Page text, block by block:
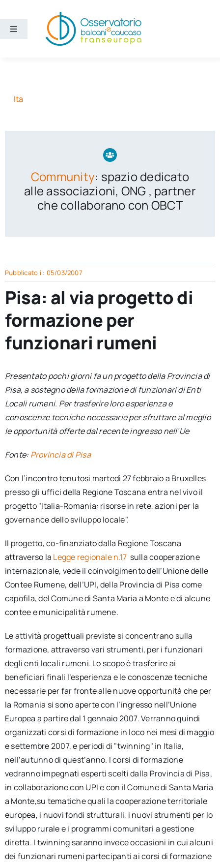
contenuto
Toggle
Chi siamo
Ita
Community: spazio dedicato
alle associazioni, ONG , partner
che collaborano con OBCT
Pubblicato il: 05/03/2007
Pisa: al via progetto di
formazione per
funzionari rumeni
Presentato pochi giorni fa un progetto della Provincia di
Pisa, a sostegno della formazione di funzionari di Enti
Locali rumeni. Per trasferire loro esperienza e
conoscenze tecniche necessarie per sfruttare al meglio
le opportunità offerte dal recente ingresso nell’Ue
Fonte: Provincia di Pisa
Con l’incontro tenutosi martedì 27 febbraio a Bruxelles
presso gli uffici della Regione Toscana entra nel vivo il
progetto "Italia-Romania: risorse in rete, azioni per la
governance dello sviluppo locale".
Il progetto, co-finanziato dalla Regione Toscana
attraverso la Legge regionale n.17 sulla cooperazione
internazionale, vede il coinvolgimento dell’Unione delle
Contee Rumene, dell’UPI, della Provincia di Pisa come
capofila, del Comune di Santa Maria a Monte e di alcune
contee e municipalità rumene.
Le attività progettuali previste si concentrano sulla
formazione, attraverso vari strumenti, per i funzionari
degli enti locali rumeni. Lo scopo è trasferire ai
beneficiari finali l’esperienza e le conoscenze tecniche
necessarie per far fronte alle nuove opportunità che per
la Romania si sono aperte con l’ingresso nell’Unione
Europea a partire dal 1 gennaio 2007. Verranno quindi
organizzati corsi di formazione in loco nei mesi di maggio
e settembre 2007, e periodi di "twinning" in Italia,
nell’autunno di quest’anno. I corsi di formazione
vedranno impegnati esperti scelti dalla Provincia di Pisa,
in collaborazione con UPI e con il Comune di Santa Maria
a Monte,su tematiche quali la cooperazione territoriale
europea, i nuovi fondi strutturali, i nuovi strumenti per lo
sviluppo rurale e i programmi comunitari a gestione
diretta. I twinning saranno invece occasioni in cui alcuni
dei funzionari rumeni partecipanti ai corsi di formazione